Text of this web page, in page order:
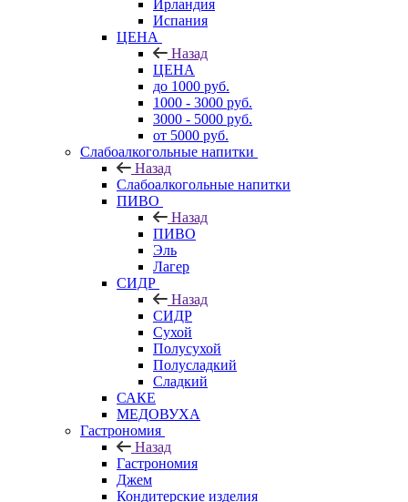
Ирландия
Испания
ЦЕНА
Назад
ЦЕНА
до 1000 руб.
1000 - 3000 руб.
3000 - 5000 руб.
от 5000 руб.
Слабоалкогольные напитки
Назад
Слабоалкогольные напитки
ПИВО
Назад
ПИВО
Эль
Лагер
СИДР
Назад
СИДР
Сухой
Полусухой
Полусладкий
Сладкий
САКЕ
МЕДОВУХА
Гастрономия
Назад
Гастрономия
Джем
Кондитерские изделия